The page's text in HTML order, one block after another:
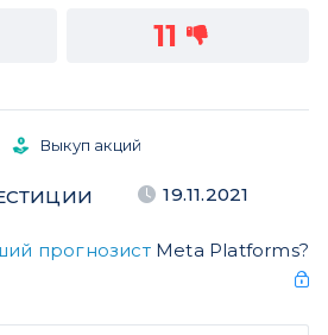
11
Выкуп акций
19.11.2021
прогнозистMeta Platforms?